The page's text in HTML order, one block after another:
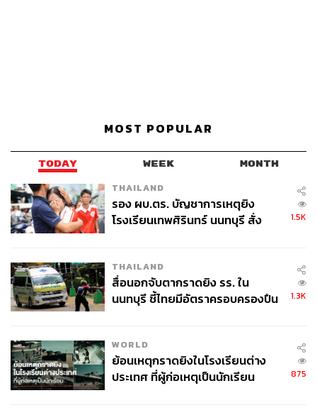
MOST POPULAR
TODAY WEEK MONTH
THAILAND
รอง ผบ.ตร. บัญชาการเหตุยิง
โรงเรียนเทพศิรินทร์ นนทบุรี สั่ง
1.5K
THAILAND
สื่อนอกจับตากราดยิง รร. ใน
นนทบุรี ชี้ไทยมีอัตราครอบครองปืน
1.3K
WORLD
ย้อนเหตุกราดยิงในโรงเรียนต่าง
ประเทศ ที่ผู้ก่อเหตุเป็นนักเรียน
875